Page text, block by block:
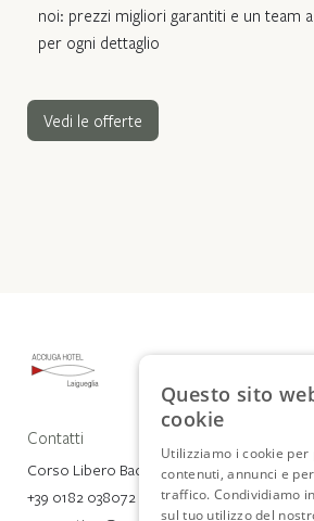
noi: prezzi migliori garantiti e un team
per ogni dettaglio
Vedi le offerte
Contatti
Corso Libero Badarò 4, 17053 Laigueglia (SV)
+39 0182 038072
Questo sito
cookie
Utilizziamo i cookie per
contenuti, annunci e
traffico. Condividiamo
sul tuo utilizzo del